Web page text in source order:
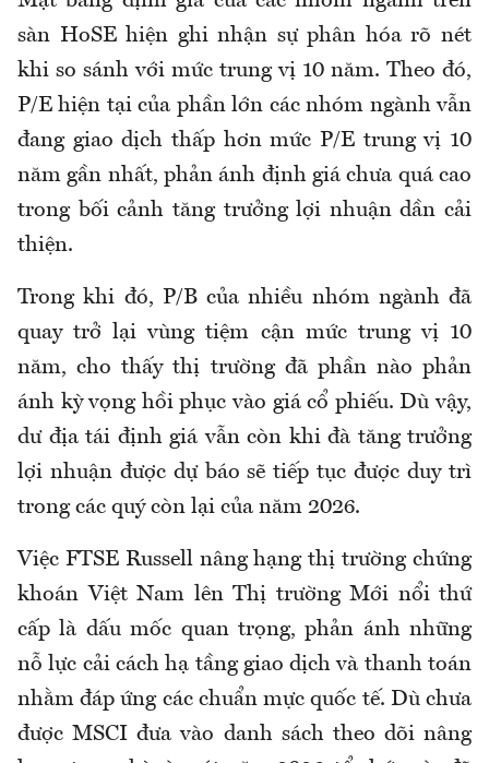
sàn HoSE hiện ghi nhận sự phân hóa rõ nét
khi so sánh với mức trung vị 10 năm. Theo đó,
P/E hiện tại của phần lớn các nhóm ngành vẫn
đang giao dịch thấp hơn mức P/E trung vị 10
năm gần nhất, phản ánh định giá chưa quá cao
trong bối cảnh tăng trưởng lợi nhuận dần cải
thiện.
Trong khi đó, P/B của nhiều nhóm ngành đã
quay trở lại vùng tiệm cận mức trung vị 10
năm, cho thấy thị trường đã phần nào phản
ánh kỳ vọng hồi phục vào giá cổ phiếu. Dù vậy,
dư địa tái định giá vẫn còn khi đà tăng trưởng
lợi nhuận được dự báo sẽ tiếp tục được duy trì
trong các quý còn lại của năm 2026.
Việc FTSE Russell nâng hạng thị trường chứng
khoán Việt Nam lên Thị trường Mới nổi thứ
cấp là dấu mốc quan trọng, phản ánh những
nỗ lực cải cách hạ tầng giao dịch và thanh toán
nhằm đáp ứng các chuẩn mực quốc tế. Dù chưa
được MSCI đưa vào danh sách theo dõi nâng